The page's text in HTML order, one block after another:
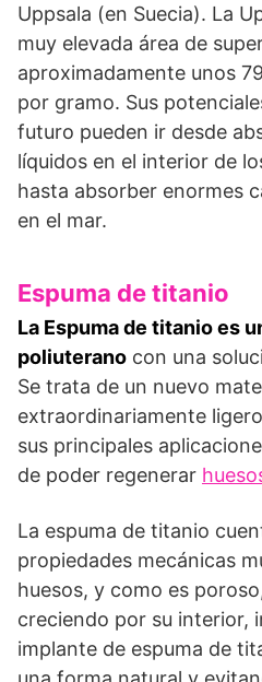
Uppsala (en Suecia). La
muy elevada área de
aproximadamente unos
por gramo. Sus
futuro pueden ir desde
líquidos en el interior de
hasta absorber enormes
en el mar.
Espuma de titanio
La Espuma de titanio es
poliuterano con una
Se trata de un nuevo
extraordinariamente
sus principales
de poder regenerar
La espuma de titanio
propiedades mecánicas
huesos, y como es
creciendo por su interior,
implante de espuma de